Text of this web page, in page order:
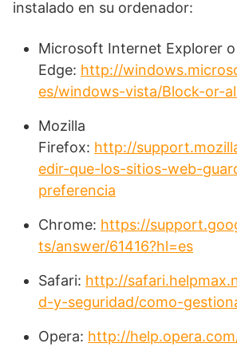
instalado en su ordenador:
Microsoft Internet Explorer
Edge: http://
es/windows-vista/Block-or-
Mozilla
Firefox: http://
edir-que-los-sitios-web-
preferencia
Chrome: https://
ts/answer/61416?hl=es
Safari: http://
d-y-seguridad/como-
Opera: http://